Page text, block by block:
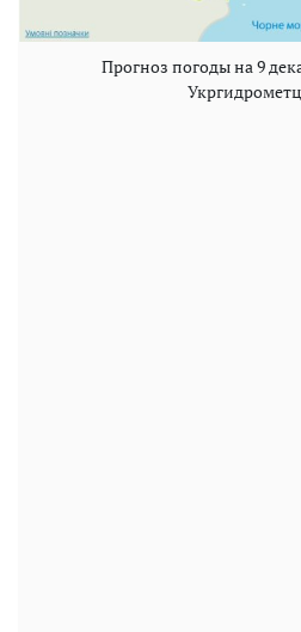
Прогноз погоды на 9